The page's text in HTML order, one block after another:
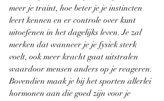
meer je traint, hoe beter je je instincten
leert kennen en er controle over kunt
uitoefenen in het dagelijks leven. Je zal
merken dat wanneer je je fysiek sterk
voelt, ook meer kracht gaat uitstralen
waardoor mensen anders op je reageren.
Bovendien maak je bij het sporten allerlei
hormonen aan die goed zijn voor je